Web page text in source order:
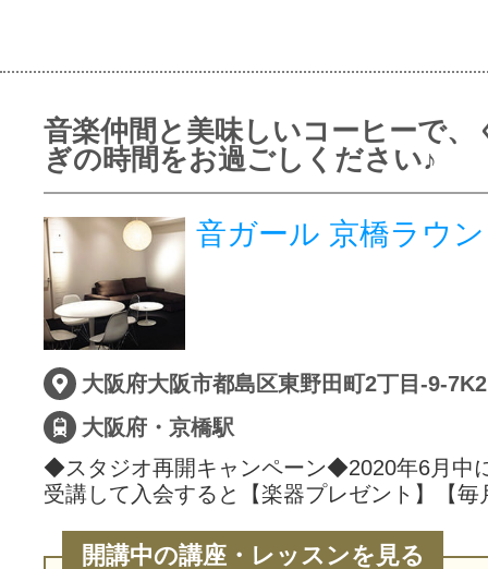
音楽仲間と美味しいコーヒーで、
ぎの時間をお過ごしください♪
音ガール 京橋ラウ
大阪府大阪市都島区東野田町2丁目-9-
大阪府・京橋駅
◆スタジオ再開キャンペーン◆2020年6月中
受講して入会すると【楽器プレゼント】【
開講中の講座・レッスンを見る